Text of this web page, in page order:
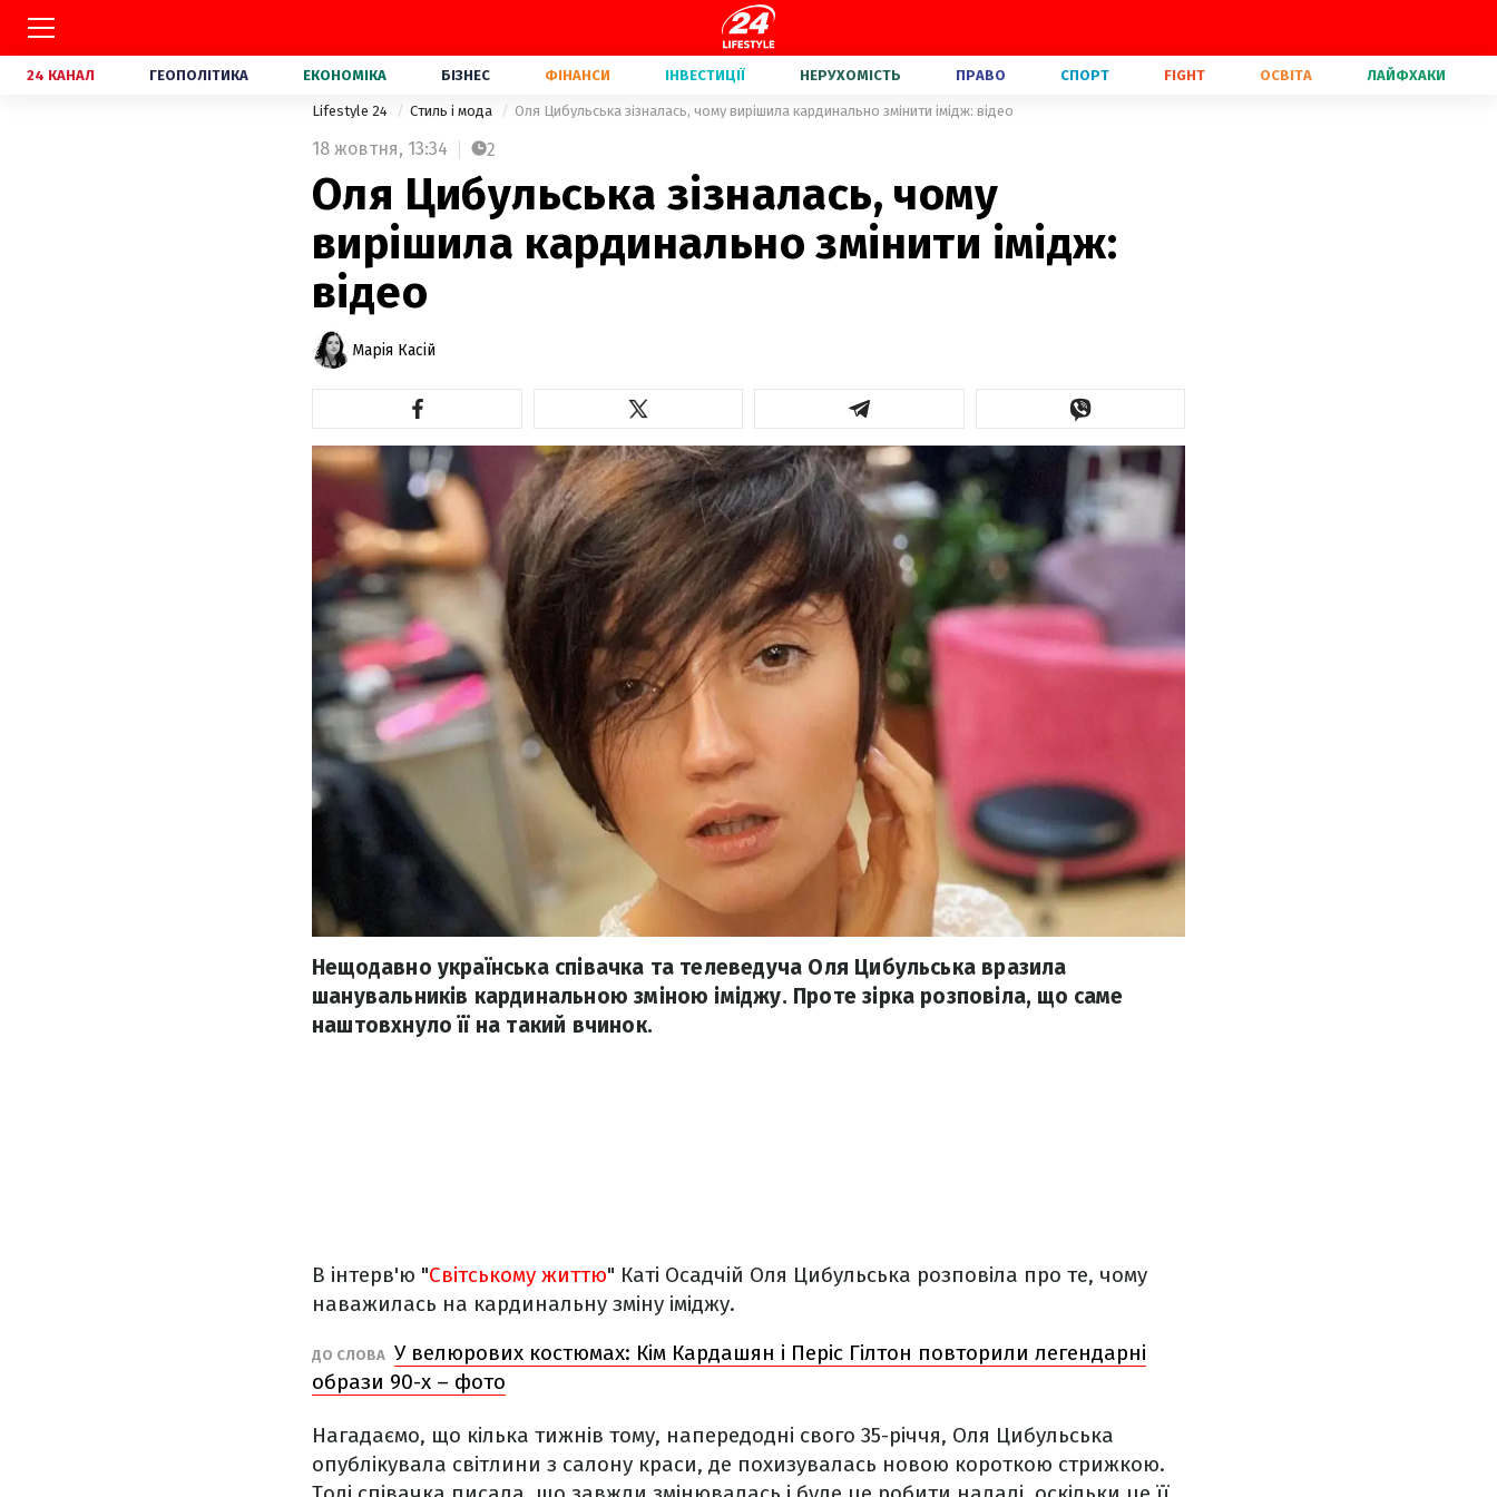
24 КАНАЛ ГЕОПОЛІТИКА ЕКОНОМІКА БІЗНЕС ФІНАНСИ ІНВЕСТИЦІЇ НЕРУХОМІСТЬ ПРАВО СПОРТ FIGHT ОСВІТА ЛАЙФХАКИ
Lifestyle 24 Стиль і мода Оля Цибульська зізналась, чому вирішила кардинально змінити імідж: відео
18 жовтня, 13:34 2
Оля Цибульська зізналась, чому
вирішила кардинально змінити імідж:
відео
Марія Касій
Нещодавно українська співачка та телеведуча Оля Цибульська вразила
шанувальників кардинальною зміною іміджу. Проте зірка розповіла, що саме
наштовхнуло її на такий вчинок.
В інтерв'ю "Світському життю" Каті Осадчій Оля Цибульська розповіла про те, чому
наважилась на кардинальну зміну іміджу.
ДО СЛОВА У велюрових костюмах: Кім Кардашян і Періс Гілтон повторили легендарні
образи 90-х – фото
Нагадаємо, що кілька тижнів тому, напередодні свого 35-річчя, Оля Цибульська
опублікувала світлини з салону краси, де похизувалась новою короткою стрижкою.